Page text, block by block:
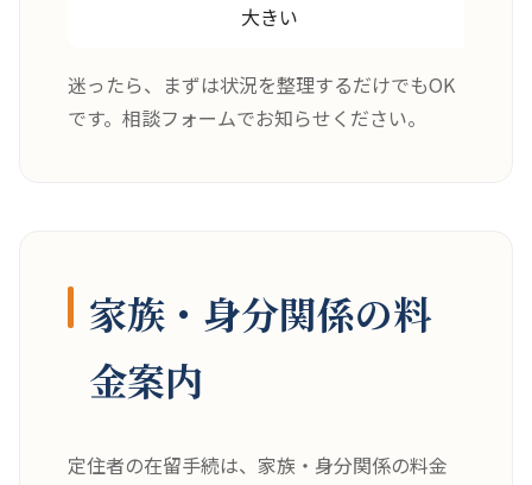
大きい
迷ったら、まずは状況を整理するだけでもOK
です。相談フォームでお知らせください。
家族・身分関係の料
金案内
定住者の在留手続は、家族・身分関係の料金